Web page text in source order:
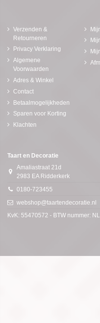
Verzenden &
Retourneren
Privacy Verklaring
Algemene
Voorwaarden
Adres & Winkel
Contact
Betaalmogelijkheden
Sparen voor Korting
Klachten
Taart en Decoratie
Amaliastraat 21d
2983 EA Ridderkerk
0180-723455
webshop@taartendecoratie.nl
KvK: 55470572 - BTW nummer: